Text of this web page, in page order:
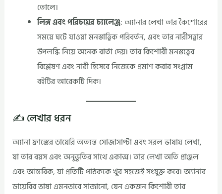
তোলে।
লিঙ্গ এবং পরিচয়ের চ্যালেঞ্জ: অ্যানার লেখা তার কৈশোরের
সময়ে ঘটে যাওয়া মনস্তাত্ত্বিক পরিবর্তন, এবং তার নারীসত্ত্বার
উপলব্ধি নিয়ে অনেক বার্তা দেয়। তার কিশোরী মনস্তত্ত্বের
বিশ্লেষণ এবং নারী হিসেবে নিজেকে প্রমাণ করার সংগ্রাম
বইটির আরেকটি দিক।
✍️ লেখার ধরন
অ্যানা ফ্রাঙ্কের ডায়েরি অত্যন্ত সোজাসাপ্টা এবং সরল ভাষায় লেখা,
যা তার বয়স এবং অনুভূতির সাথে একাত্ম। তার লেখা অতি প্রাঞ্জল
এবং আন্তরিক, যা প্রতিটি পাঠককে খুব সহজেই সংযুক্ত করে। অ্যানার
ডায়েরির ভাষা এমনভাবে সাজানো, যেন একজন কিশোরী তার